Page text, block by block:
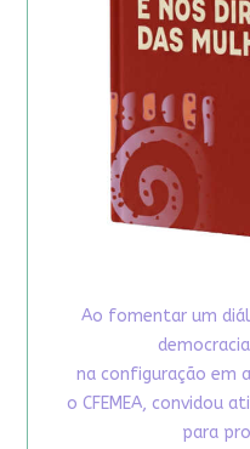
Ao fomentar um
na configuração em
o CFEMEA, convidou
para